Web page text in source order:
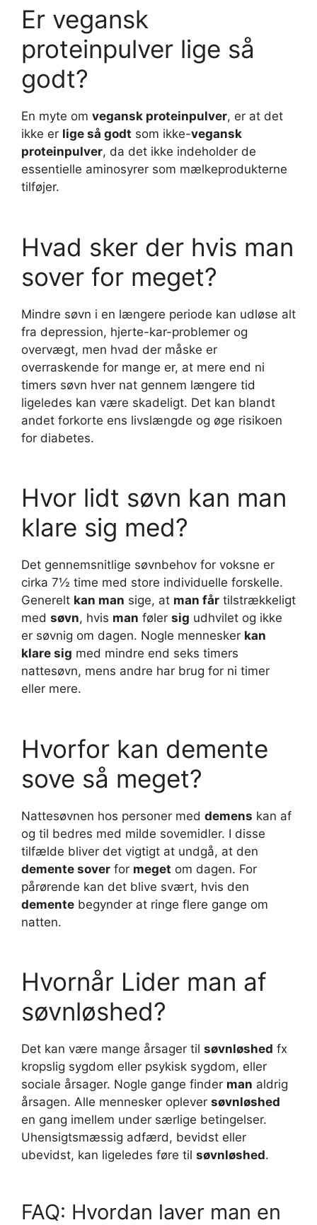
Er vegansk
proteinpulver lige så
godt?
En myte om vegansk proteinpulver, er at det
ikke er lige så godt som ikke-vegansk
proteinpulver, da det ikke indeholder de
essentielle aminosyrer som mælkeprodukterne
tilføjer.
Hvad sker der hvis man
sover for meget?
Mindre søvn i en længere periode kan udløse alt
fra depression, hjerte-kar-problemer og
overvægt, men hvad der måske er
overraskende for mange er, at mere end ni
timers søvn hver nat gennem længere tid
ligeledes kan være skadeligt. Det kan blandt
andet forkorte ens livslængde og øge risikoen
for diabetes.
Hvor lidt søvn kan man
klare sig med?
Det gennemsnitlige søvnbehov for voksne er
cirka 7½ time med store individuelle forskelle.
Generelt kan man sige, at man får tilstrækkeligt
med søvn, hvis man føler sig udhvilet og ikke
er søvnig om dagen. Nogle mennesker kan
klare sig med mindre end seks timers
nattesøvn, mens andre har brug for ni timer
eller mere.
Hvorfor kan demente
sove så meget?
Nattesøvnen hos personer med demens kan af
og til bedres med milde sovemidler. I disse
tilfælde bliver det vigtigt at undgå, at den
demente sover for meget om dagen. For
pårørende kan det blive svært, hvis den
demente begynder at ringe flere gange om
natten.
Hvornår Lider man af
søvnløshed?
Det kan være mange årsager til søvnløshed fx
kropslig sygdom eller psykisk sygdom, eller
sociale årsager. Nogle gange finder man aldrig
årsagen. Alle mennesker oplever søvnløshed
en gang imellem under særlige betingelser.
Uhensigtsmæssig adfærd, bevidst eller
ubevidst, kan ligeledes føre til søvnløshed.
FAQ: Hvordan laver man en